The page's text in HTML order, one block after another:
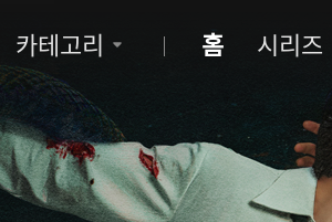
카테고리 홈 시리즈